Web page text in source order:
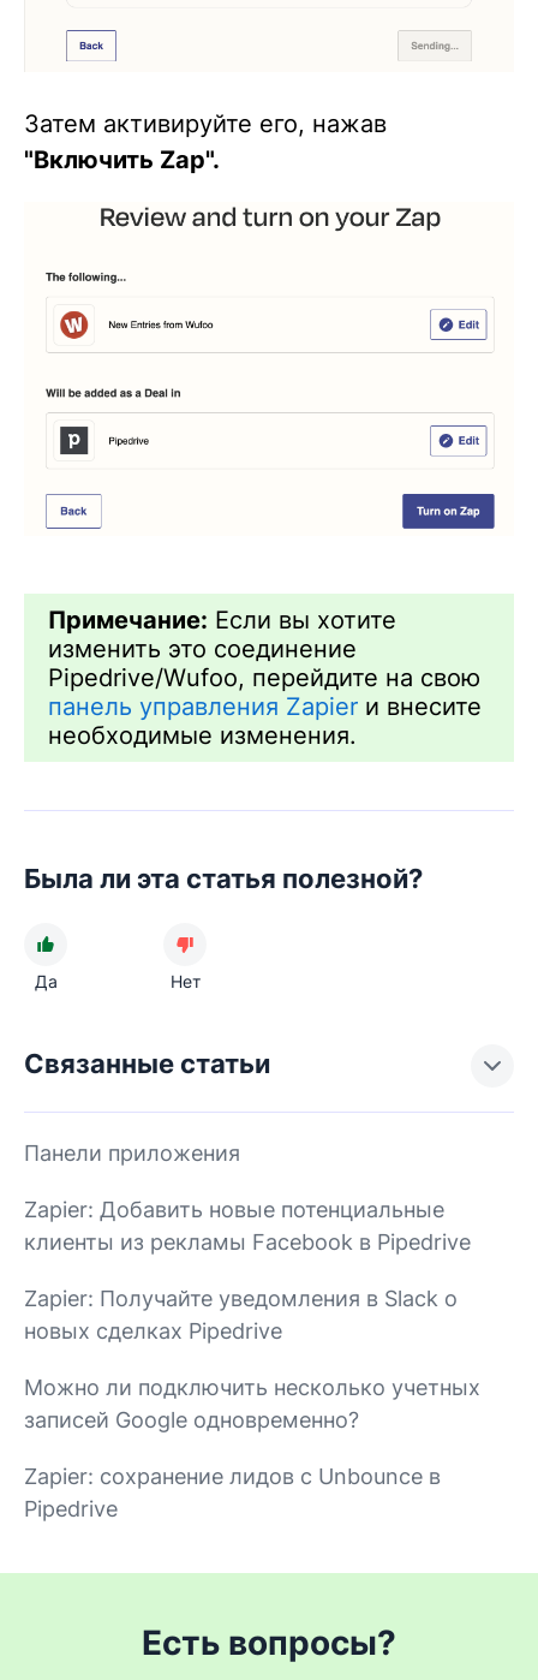
Затем активируйте его, нажав
"Включить Zap".
Примечание: Если вы хотите
изменить это соединение
Pipedrive/Wufoo, перейдите на свою
панель управления Zapier и внесите
необходимые изменения.
Была ли эта статья полезной?
Да Нет
Связанные статьи
Панели приложения
Zapier: Добавить новые потенциальные
клиенты из рекламы Facebook в Pipedrive
Zapier: Получайте уведомления в Slack о
новых сделках Pipedrive
Можно ли подключить несколько учетных
записей Google одновременно?
Zapier: сохранение лидов с Unbounce в
Pipedrive
Есть вопросы?